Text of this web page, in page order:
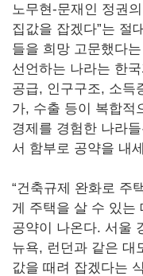
노무현-문재인 정권
집값을 잡겠다”는 절
들을 희망 고문했다
선언하는 나라는 한
공급, 인구구조, 소득
가, 수출 등이 복합적
경제를 경험한 나라
서 함부로 공약을 내
“건축규제 완화로 주
게 주택을 살 수 있는
공약이 나온다. 서울
뉴욕, 런던과 같은 대
값을 때려 잡겠다는